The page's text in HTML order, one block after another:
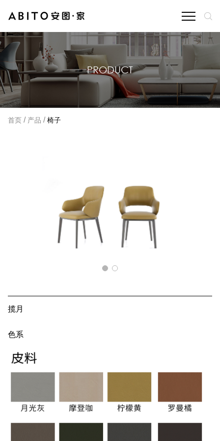
PRODUCT
首页 / 产品 / 椅子
揽月
色系